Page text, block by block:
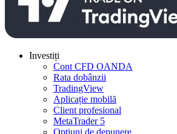
Investiți
Cont CFD OANDA
Rata dobânzii
TradingView
Aplicație mobilă
Client profesional
MetaTrader 5